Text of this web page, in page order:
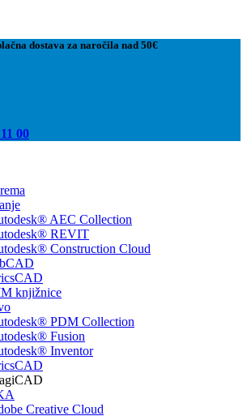
dostava za naročila nad 50€
00
AEC Collection
REVIT
Construction Cloud
knjižnice
PDM Collection
Fusion
Inventor
Creative Cloud